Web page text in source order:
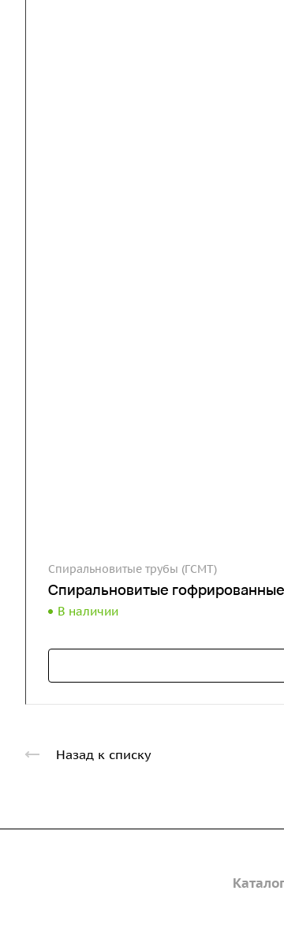
Спиральновитые трубы (ГСМТ)
Спиральновитые
В наличии
Назад к списку
Каталог